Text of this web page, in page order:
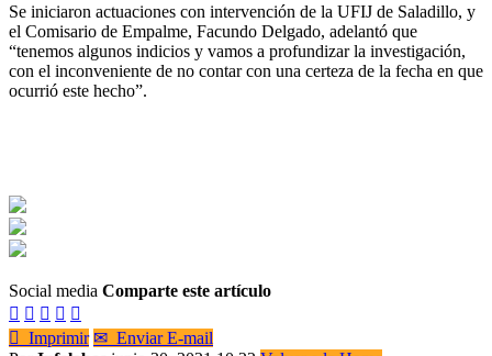
Se iniciaron actuaciones con intervención de la UFIJ de Saladillo, y
el Comisario de Empalme, Facundo Delgado, adelantó que
“tenemos algunos indicios y vamos a profundizar la investigación,
con el inconveniente de no contar con una certeza de la fecha en que
ocurrió este hecho”.
Social media Comparte este artículo
    
 Imprimir ✉ Enviar E-mail